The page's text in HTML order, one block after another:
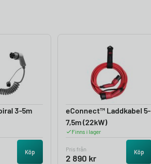
3-5m
Köp
eConnect™ Laddkabel 5-
7,5m (22kW)
Finns i lager
Pris från
2 890 kr
Köp